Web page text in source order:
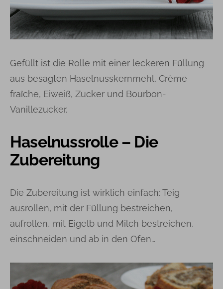
Gefüllt ist die Rolle mit einer leckeren Füllung
aus besagten Haselnusskernmehl, Crème
fraîche, Eiweiß, Zucker und Bourbon-
Vanillezucker.
Haselnussrolle – Die
Zubereitung
Die Zubereitung ist wirklich einfach: Teig
ausrollen, mit der Füllung bestreichen,
aufrollen, mit Eigelb und Milch bestreichen,
einschneiden und ab in den Ofen…